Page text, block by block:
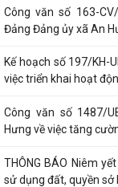
Công văn số 163-
Đảng Đảng ủy xã An
Kế hoạch số 197/KH-
việc triển khai hoạt
Công văn số 1487/
Hưng về việc tăng
THÔNG BÁO Niêm
sử dụng đất, quyền sở